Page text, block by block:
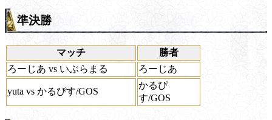
準決勝
マッチ
勝者
ろーじあ vs いぶらまる
ろーじあ
yuta vs かるぴす/GOS
かるぴ
す/GOS